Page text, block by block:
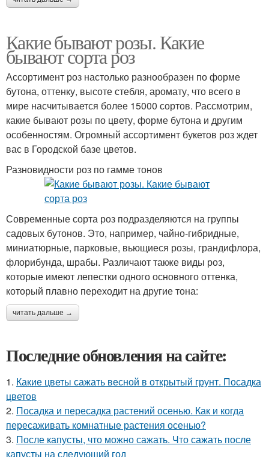
Какие бывают розы. Какие
бывают сорта роз
Ассортимент роз настолько разнообразен по форме
бутона, оттенку, высоте стебля, аромату, что всего в
мире насчитывается более 15000 сортов. Рассмотрим,
какие бывают розы по цвету, форме бутона и другим
особенностям. Огромный ассортимент букетов роз ждет
вас в Городской базе цветов.
Разновидности роз по гамме тонов
Современные сорта роз подразделяются на группы
садовых бутонов. Это, например, чайно-гибридные,
миниатюрные, парковые, вьющиеся розы, грандифлора,
флорибунда, шрабы. Различают также виды роз,
которые имеют лепестки одного основного оттенка,
который плавно переходит на другие тона:
читать дальше →
Последние обновления на сайте:
1. Какие цветы сажать весной в открытый грунт. Посадка
цветов
2. Посадка и пересадка растений осенью. Как и когда
пересаживать комнатные растения осенью?
3. После капусты, что можно сажать. Что сажать после
капусты на следующий год